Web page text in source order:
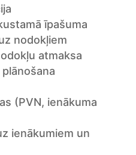
īpašuma
nodokļiem
atmaksa
(PVN, ienākuma
ienākumiem un